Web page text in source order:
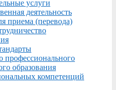
услуги
деятельность
приема (перевода)
профессионального
образования
компетенций